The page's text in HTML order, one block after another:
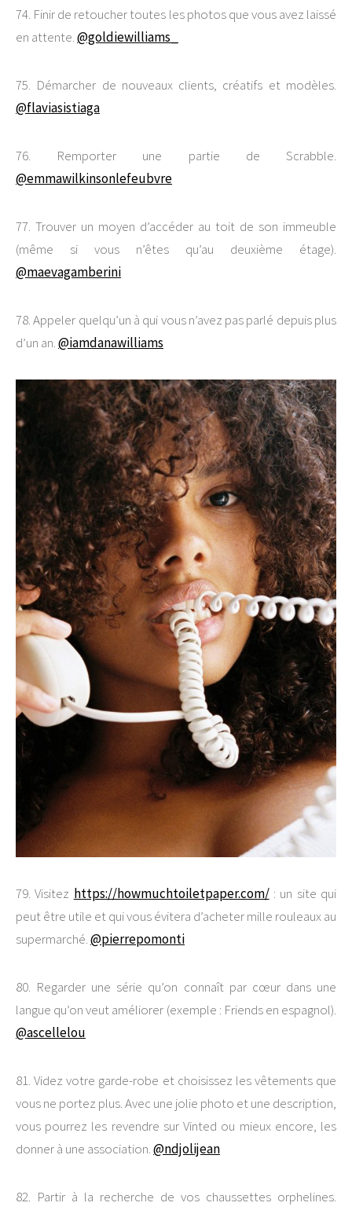
74. Finir de retoucher toutes les photos que vous avez laissé
en attente.@goldiewilliams_
75. Démarcher de nouveaux clients, créatifs et modèles.
@flaviasistiaga
76. Remporter une partie de Scrabble.
@emmawilkinsonlefeubvre
77. Trouver un moyen d’accéder au toit de son immeuble
(même si vous n’êtes qu’au deuxième étage).
@maevagamberini
78. Appeler quelqu’un à qui vous n’avez pas parlé depuis plus
d’un an.@iamdanawilliams
79. Visitez https://howmuchtoiletpaper.com/ : un site qui
peut être utile et qui vous évitera d’acheter mille rouleaux au
supermarché.@pierrepomonti
80. Regarder une série qu’on connaît par cœur dans une
langue qu’on veut améliorer (exemple : Friends en espagnol).
@ascellelou
81. Videz votre garde-robe et choisissez les vêtements que
vous ne portez plus. Avec une jolie photo et une description,
vous pourrez les revendre sur Vinted ou mieux encore, les
donner à une association.@ndjolijean
82. Partir à la recherche de vos chaussettes orphelines.